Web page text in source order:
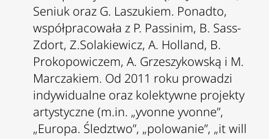
Seniuk oraz G. Laszukiem. Ponadto,
współpracowała z P. Passinim, B. Sass-
Zdort, Z.Solakiewicz, A. Holland, B.
Prokopowiczem, A. Grzeszykowską i M.
Marczakiem. Od 2011 roku prowadzi
indywidualne oraz kolektywne projekty
artystyczne (m.in. „yvonne yvonne”,
„Europa. Śledztwo”, „polowanie”, „it will